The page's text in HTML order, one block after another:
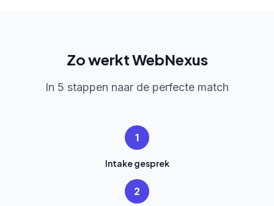
Zo werkt WebNexus
In 5 stappen naar de perfecte match
1
Intake gesprek
2